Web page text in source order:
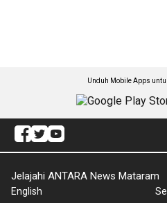
Unduh Mobile Apps
Jelajahi ANTARA News Mataram
English